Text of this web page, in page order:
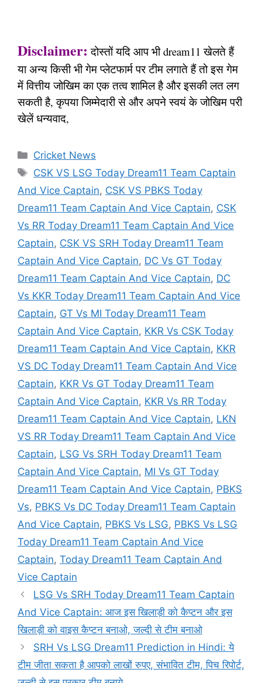
Disclaimer: दोस्तों यदि आप भी dream11 खेलते हैं
या अन्य किसी भी गेम प्लेटफार्म पर टीम लगाते हैं तो इस गेम
में वित्तीय जोखिम का एक तत्व शामिल है और इसकी लत लग
सकती है, कृपया जिम्मेदारी से और अपने स्वयं के जोखिम परी
खेलें धन्यवाद,
Categories
Cricket News
Tags
CSK VS LSG Today Dream11 Team Captain
And Vice Captain, CSK VS PBKS Today
Dream11 Team Captain And Vice Captain, CSK
Vs RR Today Dream11 Team Captain And Vice
Captain, CSK VS SRH Today Dream11 Team
Captain And Vice Captain, DC Vs GT Today
Dream11 Team Captain And Vice Captain, DC
Vs KKR Today Dream11 Team Captain And Vice
Captain, GT Vs MI Today Dream11 Team
Captain And Vice Captain, KKR Vs CSK Today
Dream11 Team Captain And Vice Captain, KKR
VS DC Today Dream11 Team Captain And Vice
Captain, KKR Vs GT Today Dream11 Team
Captain And Vice Captain, KKR Vs RR Today
Dream11 Team Captain And Vice Captain, LKN
VS RR Today Dream11 Team Captain And Vice
Captain, LSG Vs SRH Today Dream11 Team
Captain And Vice Captain, MI Vs GT Today
Dream11 Team Captain And Vice Captain, PBKS
Vs, PBKS Vs DC Today Dream11 Team Captain
And Vice Captain, PBKS Vs LSG, PBKS Vs LSG
Today Dream11 Team Captain And Vice
Captain, Today Dream11 Team Captain And
Vice Captain
LSG Vs SRH Today Dream11 Team Captain
And Vice Captain: आज इस खिलाड़ी को कैप्टन और इस
खिलाड़ी को वाइस कैप्टन बनाओ, जल्दी से टीम बनाओ
SRH Vs LSG Dream11 Prediction in Hindi: ये
टीम जीता सकता है आपको लाखों रुपए, संभावित टीम, पिच रिपोर्ट,